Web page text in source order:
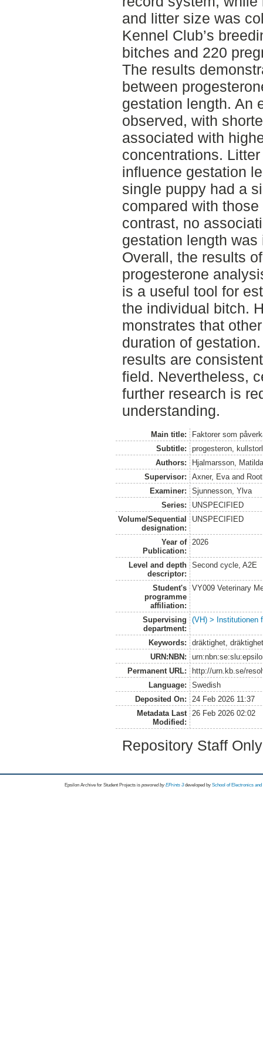
and litter size was
Kennel Club’s
bitches and 220
The results
between
gestation length. An
observed, with
associated with
concentrations.
influence gestation
single puppy had a
compared with
contrast, no
gestation length
Overall, the results
progesterone
is a useful tool for
the individual bitch.
monstrates that
duration of
results are
field. Nevertheless,
further research is
understanding.
Main title:
Faktorer som
Subtitle:
progesteron,
Authors:
Hjalmarsson,
Supervisor:
Axner, Eva and
Examiner:
Sjunnesson, Ylva
Series:
UNSPECIFIED
Volume/Sequential
designation:
UNSPECIFIED
Year of
Publication:
2026
Level and depth
descriptor:
Second cycle, A2E
Student's
programme
affiliation:
VY009 Veterinary
Supervising
department:
(VH) > Institutionen
Keywords:
dräktighet,
URN:NBN:
Permanent URL:
http://urn.kb.se/
Language:
Swedish
Deposited On:
24 Feb 2026 11:37
Metadata Last
Modified:
26 Feb 2026 02:02
Repository Staff
Epsilon Archive for Student Projects is powored byEPrints 3 developed by School of Electronics